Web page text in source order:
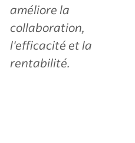
améliore la
collaboration,
l'efficacité et la
rentabilité.